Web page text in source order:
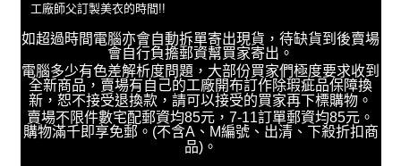
工廠師父訂製美衣的時間!!
如超過時間電腦亦會自動拆單寄出現貨，待缺貨到後賣場
會自行負擔郵資幫買家寄出。
電腦多少有色差解析度問題，大部份買家們極度要求收到
全新商品，賣場有自己的工廠開布訂作除瑕疵品保障換
新，恕不接受退換款，請可以接受的買家再下標購物。
賣場不限件數宅配郵資均85元，7-11訂單郵資均85元。
購物滿千即享免郵。(不含A、M編號、出清、下殺折扣商
品)。